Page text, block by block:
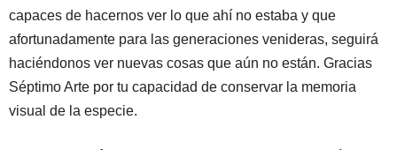
capaces de hacernos ver lo que ahí no estaba y que
afortunadamente para las generaciones venideras, seguirá
haciéndonos ver nuevas cosas que aún no están. Gracias
Séptimo Arte por tu capacidad de conservar la memoria
visual de la especie.